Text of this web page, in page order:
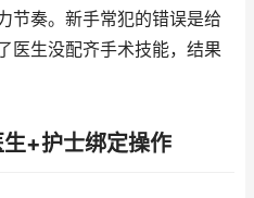
节奏。新手常犯的错误是给
医生没配齐手术技能，结果
+护士绑定操作